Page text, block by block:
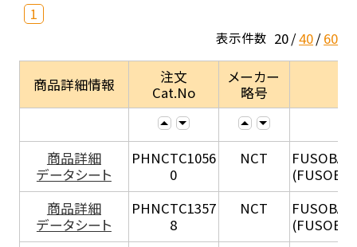
1
表示件数 20 40 60
商品詳細情報
注文
Cat.No
メーカー
略号
商品詳細
データシート
PHNCTC1056
0
NCT
商品詳細
データシート
PHNCTC1357
8
NCT